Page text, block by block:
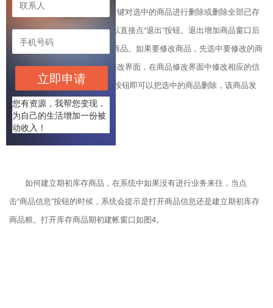
在“已存商品”中可以点击鼠标右键对选中的商品进行删除或删除全部已存
的商品。如果商品增加完后可以直接点“退出”按钮。退出增加商品窗口后
会在商品列表中看刚才增加的商品。如果要修改商品，先选中要修改的商
品，点击“修改”按钮打开商品修改界面，在商品修改界面中修改相应的信
息点击“保存”即可。点击“删除”按钮即可以把选中的商品删除，该商品发
生过业务则是不能删除的。
如何建立期初库存商品，在系统中如果没有进行业务来往，当点
击“商品信息”按钮的时候，系统会提示是打开商品信息还是建立期初库存
商品粮。打开库存商品期初建帐窗口如图4。
立即申请
您有资源，我帮您变现，
为自己的生活增加一份被
动收入！